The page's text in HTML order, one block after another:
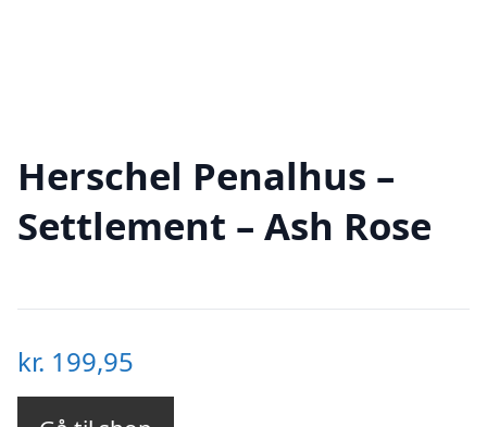
Herschel Penalhus –
Settlement – Ash Rose
kr. 199,95